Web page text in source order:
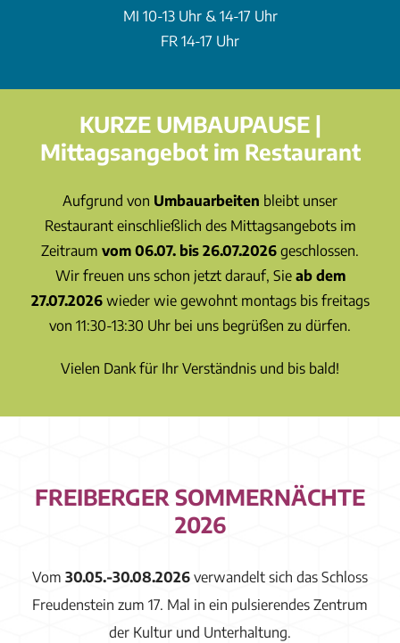
MI 10-13 Uhr & 14-17 Uhr
FR 14-17 Uhr
KURZE UMBAUPAUSE |
Mittagsangebot im Restaurant
Aufgrund von Umbauarbeiten bleibt unser
Restaurant einschließlich des Mittagsangebots im
Zeitraum vom 06.07. bis 26.07.2026 geschlossen.
Wir freuen uns schon jetzt darauf, Sie ab dem
27.07.2026wieder wie gewohnt montags bis freitags
von 11:30-13:30 Uhr bei uns begrüßen zu dürfen.
Vielen Dank für Ihr Verständnis und bis bald!
FREIBERGER SOMMERNÄCHTE
2026
Vom 30.05.-30.08.2026 verwandelt sich das Schloss
Freudenstein zum 17. Mal in ein pulsierendes Zentrum
der Kultur und Unterhaltung.